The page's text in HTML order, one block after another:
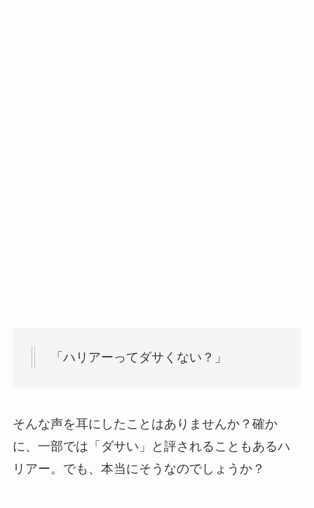
「ハリアーってダサくない？」
そんな声を耳にしたことはありませんか？確か
に、一部では「ダサい」と評されることもあるハ
リアー。でも、本当にそうなのでしょうか？